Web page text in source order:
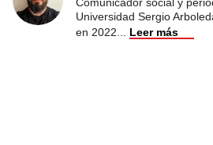
Universidad Sergio
en 2022
Leer más